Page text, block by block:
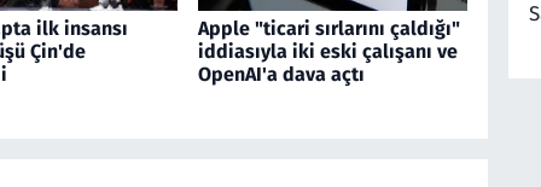
ilk insansı
Çin'de
Apple "ticari sırlarını çaldığı"
iddiasıyla iki eski çalışanı ve
OpenAI'a dava açtı